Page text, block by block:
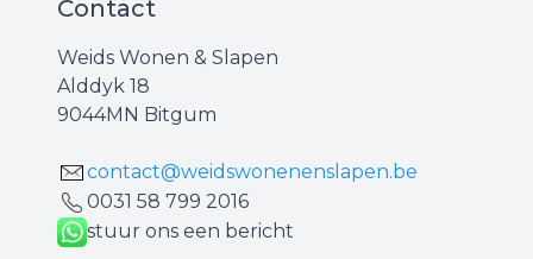
Contact
Weids Wonen & Slapen
Alddyk 18
9044MN Bitgum
contact@weidswonenenslapen.be
0031 ‪58 799 2016‬
stuur ons een bericht